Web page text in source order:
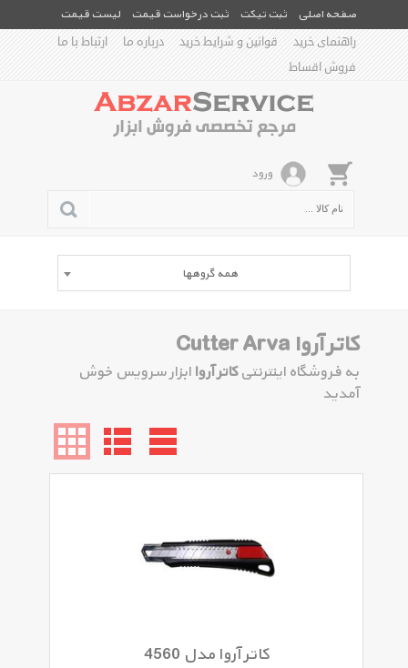
صفحه اصلی ثبت تیکت ثبت درخواست قیمت
لیست قیمت
راهنمای خرید
قوانین و شرایط خرید درباره ما
ارتباط با ما
فروش اقساط
ورود
همه گروهها
کاتر آروا Cutter Arva
به فروشگاه اینترنتیکاتر آروا ابزار سرویس خوش
آمدید
کاتر آروا مدل 4560